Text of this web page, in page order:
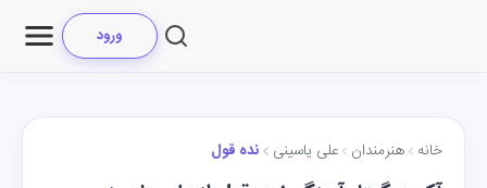
ورود
خانه هنرمندان علی یاسینی نده قول